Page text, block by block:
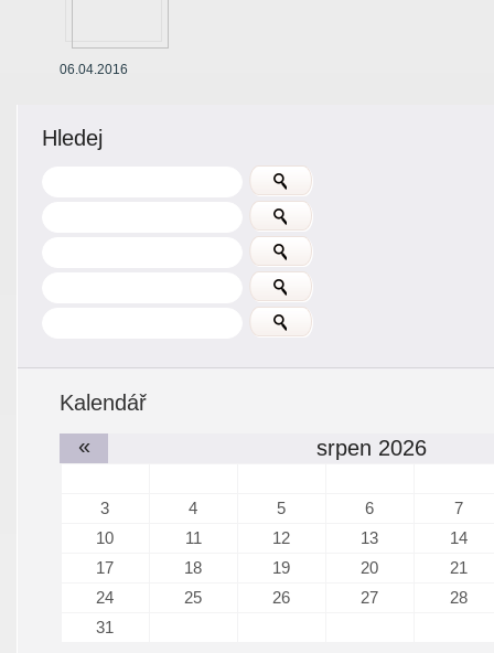
06.04.2016
Hledej
Kalendář
«
srpen 2026
3 4 5 6
7
10
11 12 13
14
17
18 19 20
21
24
25 26 27
28
31